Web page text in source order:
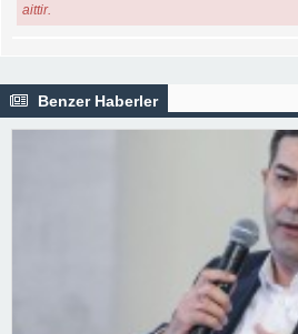
aittir.
Benzer Haberler